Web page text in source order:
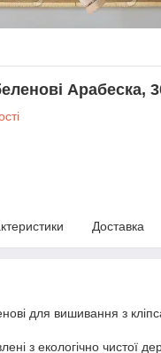
Арабеска,
Доставка
для вишивання з
з екологічно чистої